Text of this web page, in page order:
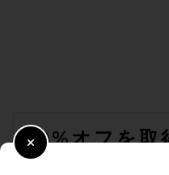
10%オフを取
Close Modal